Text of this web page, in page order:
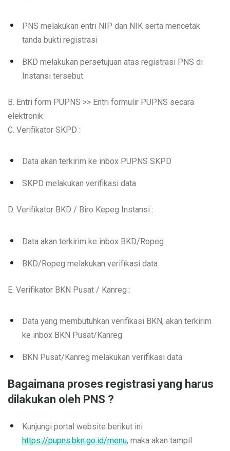
PNS melakukan entri NIP dan NIK serta mencetak
tanda bukti registrasi
BKD melakukan persetujuan atas registrasi PNS di
Instansi tersebut
B. Entri form PUPNS >> Entri formulir PUPNS secara
elektronik
C. Verifikator SKPD :
Data akan terkirim ke inbox PUPNS SKPD
SKPD melakukan verifikasi data
D. Verifikator BKD / Biro Kepeg Instansi :
Data akan terkirim ke inbox BKD/Ropeg
BKD/Ropeg melakukan verifikasi data
E. Verifikator BKN Pusat / Kanreg :
Data yang membutuhkan verifikasi BKN, akan terkirim
ke inbox BKN Pusat/Kanreg
BKN Pusat/Kanreg melakukan verifikasi data
Bagaimana proses registrasi yang harus
dilakukan oleh PNS ?
Kunjungi portal website berikut ini
https://pupns.bkn.go.id/menu, maka akan tampil